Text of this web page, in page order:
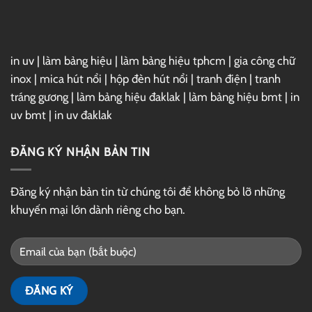
in uv | làm bảng hiệu | làm bảng hiệu tphcm | gia công chữ
inox | mica hút nổi | hộp đèn hút nổi | tranh điện | tranh
tráng gương | làm bảng hiệu đaklak | làm bảng hiệu bmt | in
uv bmt | in uv đaklak
ĐĂNG KÝ NHẬN BẢN TIN
Đăng ký nhận bản tin từ chúng tôi để không bỏ lỡ những
khuyến mại lớn dành riêng cho bạn.